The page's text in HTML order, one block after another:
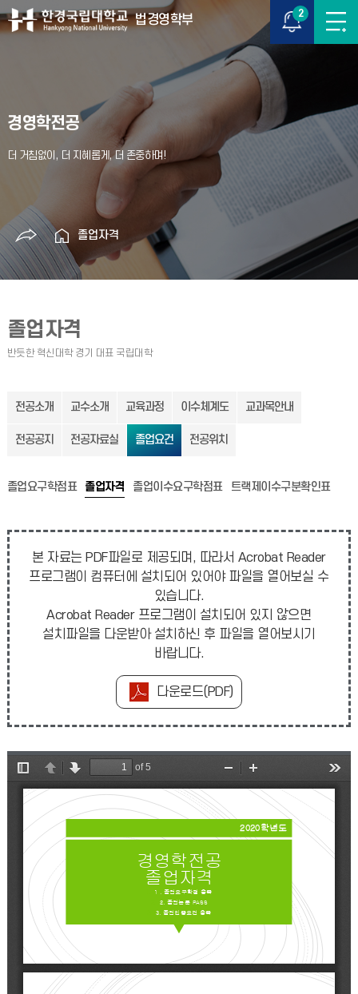
법경영학부 2
경영학전공
졸업자격
졸업자격
전공소개 교수소개 교육과정 이수체계도 교과목안내
전공공지 전공자료실 졸업요건 전공위치
졸업요구학점표 졸업자격 졸업이수요구학점표 트랙제이수구분확인표
본 자료는 PDF파일로 제공되며, 따라서 Acrobat Reader
프로그램이 컴퓨터에 설치되어 있어야 파일을 열어보실 수
있습니다.
Acrobat Reader 프로그램이 설치되어 있지 않으면
설치파일을 다운받아 설치하신 후 파일을 열어보시기
바랍니다.
다운로드(PDF)